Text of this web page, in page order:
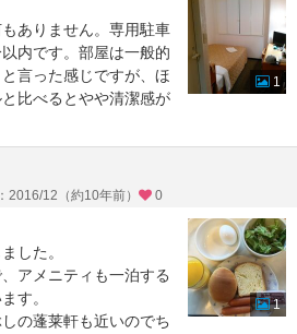
ありません。専用駐車
内です。部屋は一般的
言った感じですが、ほ
比べるとやや清潔感が
1
2016/12（約10年前） 0
した。
アメニティも一泊する
す。
の蓬莱軒も近いのでち
1